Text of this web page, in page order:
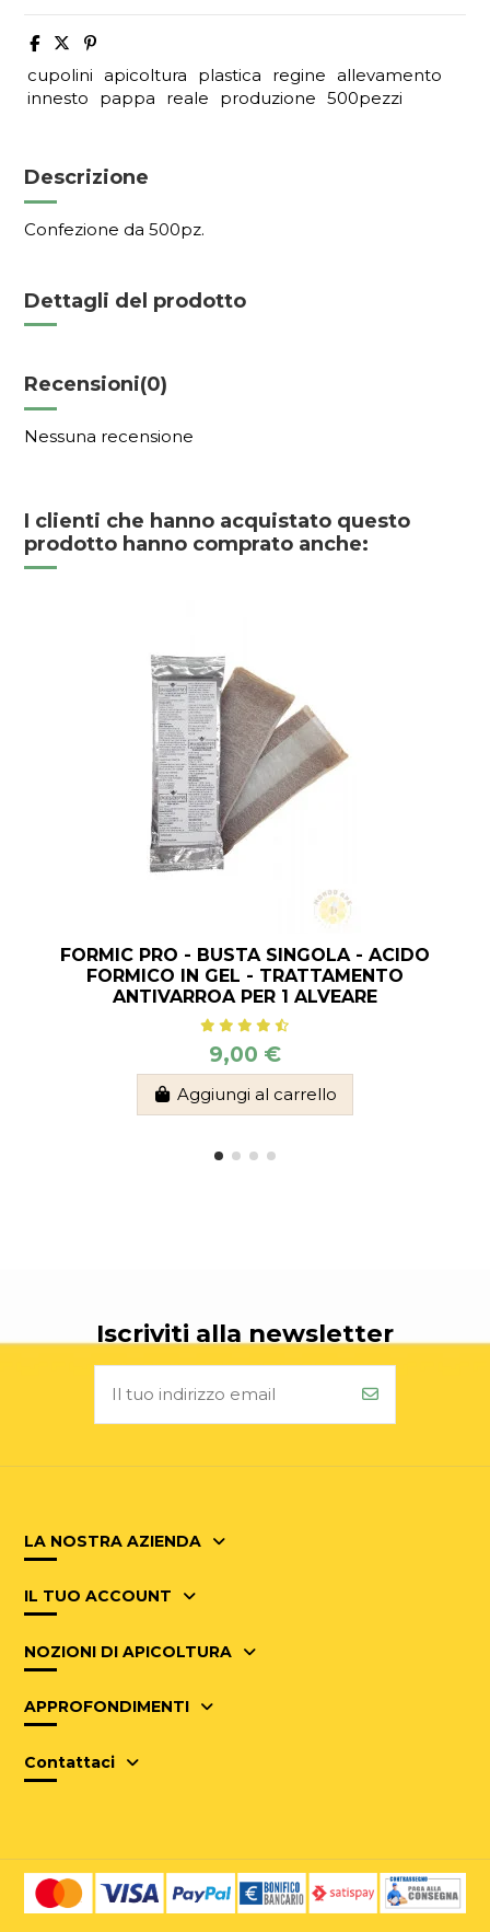
cupolini apicoltura plastica regine
allevamento
innesto
pappa reale produzione 500pezzi
Descrizione
Confezione da 500pz.
Dettagli del prodotto
Recensioni(0)
Nessuna recensione
I clienti che hanno acquistato questo
prodotto hanno comprato anche:
FORMIC PRO - BUSTA SINGOLA - ACIDO
FORMICO IN GEL - TRATTAMENTO
ANTIVARROA PER 1 ALVEARE
9,00 €
Aggiungi al carrello
Iscriviti alla newsletter
LA NOSTRA AZIENDA
IL TUO ACCOUNT
NOZIONI DI APICOLTURA
APPROFONDIMENTI
Contattaci